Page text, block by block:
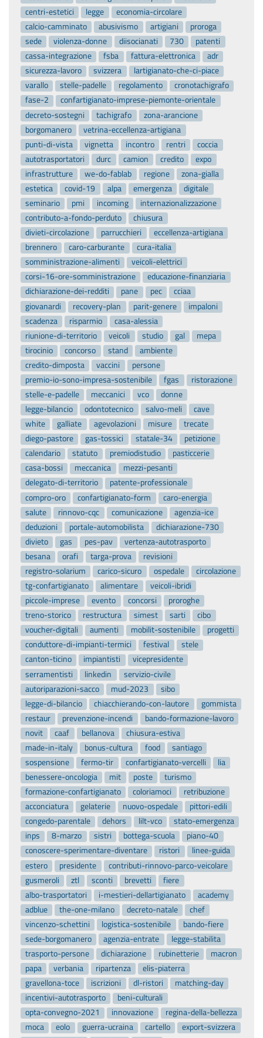
centri-estetici
legge
economia-circolare
calcio-camminato
abusivismo artigiani
proroga
sede
violenza-donne diisocianati 730
patenti
cassa-integrazione
fsba fattura-elettronica
adr
sicurezza-lavoro
svizzera
lartigianato-che-ci-piace
varallo
stelle-padelle regolamento
cronotachigrafo
fase-2
confartigianato-imprese-piemonte-orientale
decreto-sostegni
tachigrafo
zona-arancione
borgomanero
vetrina-eccellenza-artigiana
punti-di-vista
vignetta incontro rentri
coccia
autotrasportatori
durc camion credito
expo
infrastrutture
we-do-fablab regione
zona-gialla
estetica
covid-19 alpa emergenza
digitale
seminario
pmi incoming
internazionalizzazione
contributo-a-fondo-perduto
chiusura
divieti-circolazione
parrucchieri
eccellenza-artigiana
brennero
caro-carburante
cura-italia
somministrazione-alimenti
veicoli-elettrici
corsi-16-ore-somministrazione
educazione-finanziaria
dichiarazione-dei-redditi
pane pec
cciaa
giovanardi
recovery-plan parit-genere
impaloni
scadenza
risparmio
casa-alessia
riunione-di-territorio
veicoli studio gal
mepa
tirocinio
concorso stand
ambiente
credito-dimposta
vaccini
persone
premio-io-sono-impresa-sostenibile
fgas
ristorazione
stelle-e-padelle
meccanici vco
donne
legge-bilancio
odontotecnico salvo-meli
cave
white
galliate agevolazioni misure
trecate
diego-pastore
gas-tossici statale-34
petizione
calendario
statuto premiodistudio
pasticcerie
casa-bossi
meccanica
mezzi-pesanti
delegato-di-territorio
patente-professionale
compro-oro
confartigianato-form
caro-energia
salute
rinnovo-cqc comunicazione
agenzia-ice
deduzioni
portale-automobilista
dichiarazione-730
divieto
gas pes-pav
vertenza-autotrasporto
besana
orafi targa-prova
revisioni
registro-solarium
carico-sicuro ospedale
circolazione
tg-confartigianato
alimentare
veicoli-ibridi
piccole-imprese
evento concorsi
proroghe
treno-storico
restructura simest sarti
cibo
voucher-digitali
aumenti mobilit-sostenibile
progetti
conduttore-di-impianti-termici
festival
stele
canton-ticino
impiantisti
vicepresidente
serramentisti
linkedin
servizio-civile
autoriparazioni-sacco
mud-2023
sibo
legge-di-bilancio
chiacchierando-con-lautore
gommista
restaur
prevenzione-incendi
bando-formazione-lavoro
novit
caaf bellanova
chiusura-estiva
made-in-italy
bonus-cultura food
santiago
sospensione
fermo-tir confartigianato-vercelli
lia
benessere-oncologia
mit poste
turismo
formazione-confartigianato
coloriamoci
retribuzione
acconciatura
gelaterie nuovo-ospedale
pittori-edili
congedo-parentale
dehors lilt-vco
stato-emergenza
inps
8-marzo sistri bottega-scuola
piano-40
conoscere-sperimentare-diventare
ristori
linee-guida
estero
presidente
contributi-rinnovo-parco-veicolare
gusmeroli
ztl sconti brevetti
fiere
albo-trasportatori
i-mestieri-dellartigianato
academy
adblue
the-one-milano decreto-natale
chef
vincenzo-schettini
logistica-sostenibile
bando-fiere
sede-borgomanero
agenzia-entrate
legge-stabilita
trasporto-persone
dichiarazione rubinetterie
macron
papa
verbania ripartenza
elis-piaterra
gravellona-toce
iscrizioni dl-ristori
matching-day
incentivi-autotrasporto
beni-culturali
opta-convegno-2021
innovazione
regina-della-bellezza
moca
eolo guerra-ucraina cartello
export-svizzera